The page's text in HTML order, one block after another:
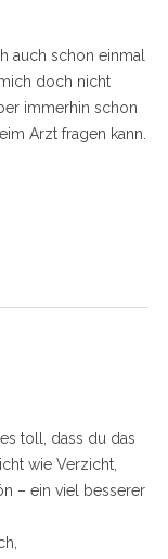
auch schon einmal
doch nicht
immerhin schon
Arzt fragen kann.
toll, dass du das
wie Verzicht,
– ein viel besserer